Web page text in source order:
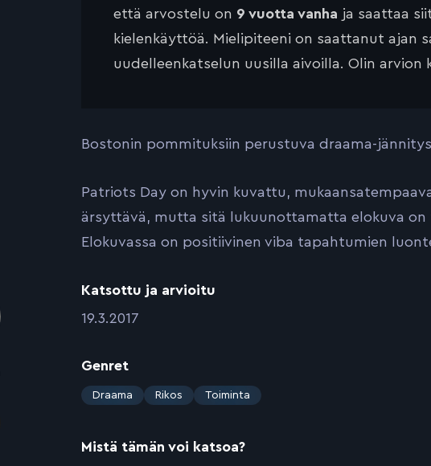
että arvostelu on 9 vuotta vanha ja saattaa
kielenkäyttöä. Mielipiteeni on saattanut ajan
uudelleenkatselun uusilla aivoilla. Olin arvion
Bostonin pommituksiin perustuva draama-
Patriots Day on hyvin kuvattu,
ärsyttävä, mutta sitä lukuunottamatta elokuva
Elokuvassa on positiivinen viba tapahtumien
Katsottu ja arvioitu
:19.3.2017
Genret
:
Draama Rikos Toiminta
Mistä tämän voi katsoa?